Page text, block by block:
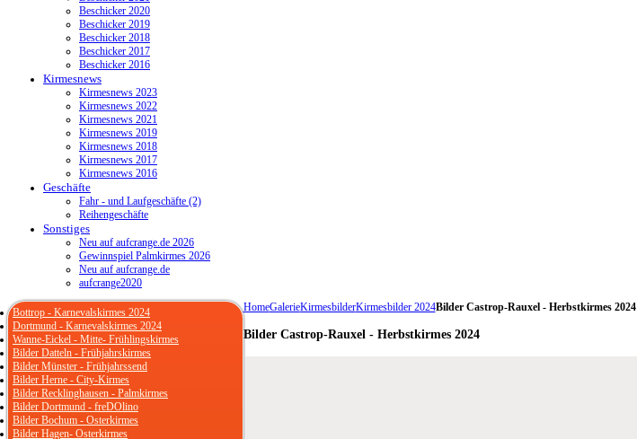
Beschicker 2020
Beschicker 2019
Beschicker 2018
Beschicker 2017
Beschicker 2016
Kirmesnews
Kirmesnews 2023
Kirmesnews 2022
Kirmesnews 2021
Kirmesnews 2019
Kirmesnews 2018
Kirmesnews 2017
Kirmesnews 2016
Geschäfte
Fahr - und Laufgeschäfte (2)
Reihengeschäfte
Sonstiges
Neu auf aufcrange.de 2026
Gewinnspiel Palmkirmes 2026
Neu auf aufcrange.de
aufcrange2020
HomeGalerieKirmesbilderKirmesbilder 2024Bilder Castrop-Rauxel - Herbstkirmes 2024
Bilder Castrop-Rauxel - Herbstkirmes 2024
Bottrop - Karnevalskirmes 2024
Dortmund - Karnevalskirmes 2024
Wanne-Eickel - Mitte- Frühlingskirmes
Bilder Datteln - Frühjahrskirmes
Bilder Münster - Frühjahrssend
Bilder Herne - City-Kirmes
Bilder Recklinghausen - Palmkirmes
Bilder Dortmund - freDOlino
Bilder Bochum - Osterkirmes
Bilder Hagen- Osterkirmes